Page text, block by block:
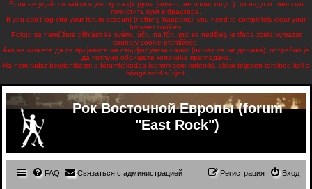
Если не удаётся зайти в учетку на форуме (ничего не происходит), то надо полностью
почистить куки в браузере.
If you can't log into your forum account (nothing happens), you need to completely clear your
browser cookies.
Pokud se nemůžete přihlásit ke svému účtu na fóru (nic se neděje), je třeba zcela vymazat
soubory cookie prohlížeče.
Ако не можете да се пријавите на свој форумски налог (ништа се не дешава), потребно је
да потпуно обришете колачиће прегледача.
Ha nem tudsz bejelentkezni a fórumfiókodba (semmi sem történik), akkor teljesen törölnöd kell a
böngésződ sütijeit.
Рок Восточной Европы (forum
"East Rock")
FAQ Связаться с администрацией Вход
Регистрация